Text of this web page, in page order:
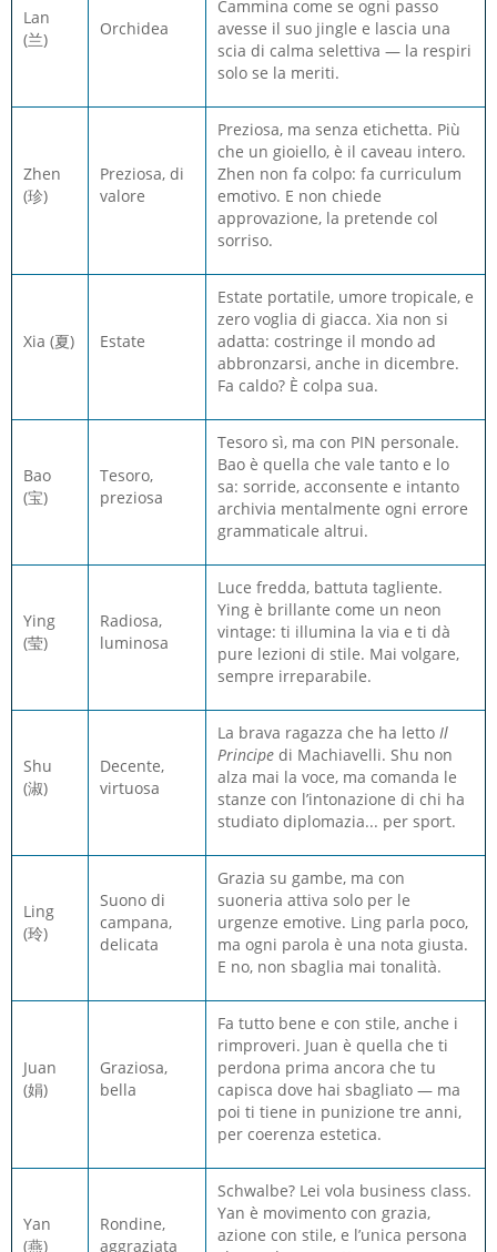
Lan
(兰)
Orchidea
Cammina come se ogni passo
avesse il suo jingle e lascia una
scia di calma selettiva — la respiri
solo se la meriti.
Zhen
(珍)
Preziosa, di
valore
Preziosa, ma senza etichetta. Più
che un gioiello, è il caveau intero.
Zhen non fa colpo: fa curriculum
emotivo. E non chiede
approvazione, la pretende col
sorriso.
Xia (夏) Estate
Estate portatile, umore tropicale, e
zero voglia di giacca. Xia non si
adatta: costringe il mondo ad
abbronzarsi, anche in dicembre.
Fa caldo? È colpa sua.
Bao
(宝)
Tesoro,
preziosa
Tesoro sì, ma con PIN personale.
Bao è quella che vale tanto e lo
sa: sorride, acconsente e intanto
archivia mentalmente ogni errore
grammaticale altrui.
Ying
(莹)
Radiosa,
luminosa
Luce fredda, battuta tagliente.
Ying è brillante come un neon
vintage: ti illumina la via e ti dà
pure lezioni di stile. Mai volgare,
sempre irreparabile.
Shu
(淑)
Decente,
virtuosa
La brava ragazza che ha letto Il
Principe di Machiavelli. Shu non
alza mai la voce, ma comanda le
stanze con l’intonazione di chi ha
studiato diplomazia... per sport.
Ling
(玲)
Suono di
campana,
delicata
Grazia su gambe, ma con
suoneria attiva solo per le
urgenze emotive. Ling parla poco,
ma ogni parola è una nota giusta.
E no, non sbaglia mai tonalità.
Juan
(娟)
Graziosa,
bella
Fa tutto bene e con stile, anche i
rimproveri. Juan è quella che ti
perdona prima ancora che tu
capisca dove hai sbagliato — ma
poi ti tiene in punizione tre anni,
per coerenza estetica.
Yan
(燕)
Rondine,
aggraziata
Schwalbe? Lei vola business class.
Yan è movimento con grazia,
azione con stile, e l’unica persona